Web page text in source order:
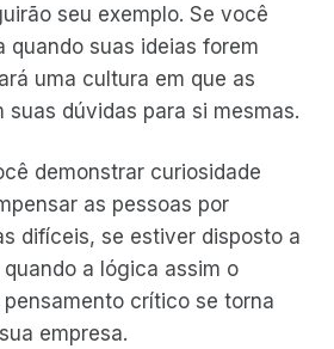
seu exemplo. Se você
quando suas ideias forem
uma cultura em que as
suas dúvidas para si mesmas.
demonstrar curiosidade
as pessoas por
difíceis, se estiver disposto a
a lógica assim o
pensamento crítico se torna
empresa.